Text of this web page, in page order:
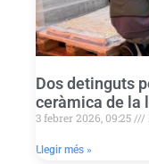
Dos detinguts
ceràmica de la
3 febrer 2026, 09:25
Llegir més »